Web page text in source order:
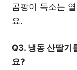
곰팡이 독소는
요.
Q3. 냉동 산딸기
요?